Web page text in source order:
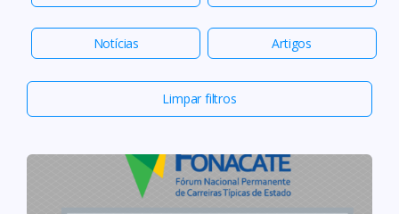
Notícias Artigos
Limpar filtros